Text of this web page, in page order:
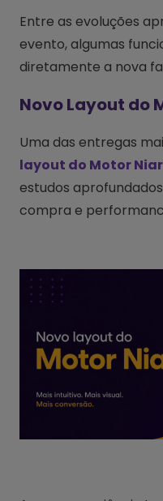
Entre as evoluções
evento, algumas
diretamente a nova
Novo Layout do
Uma das entregas
layout do Motor
estudos
compra e